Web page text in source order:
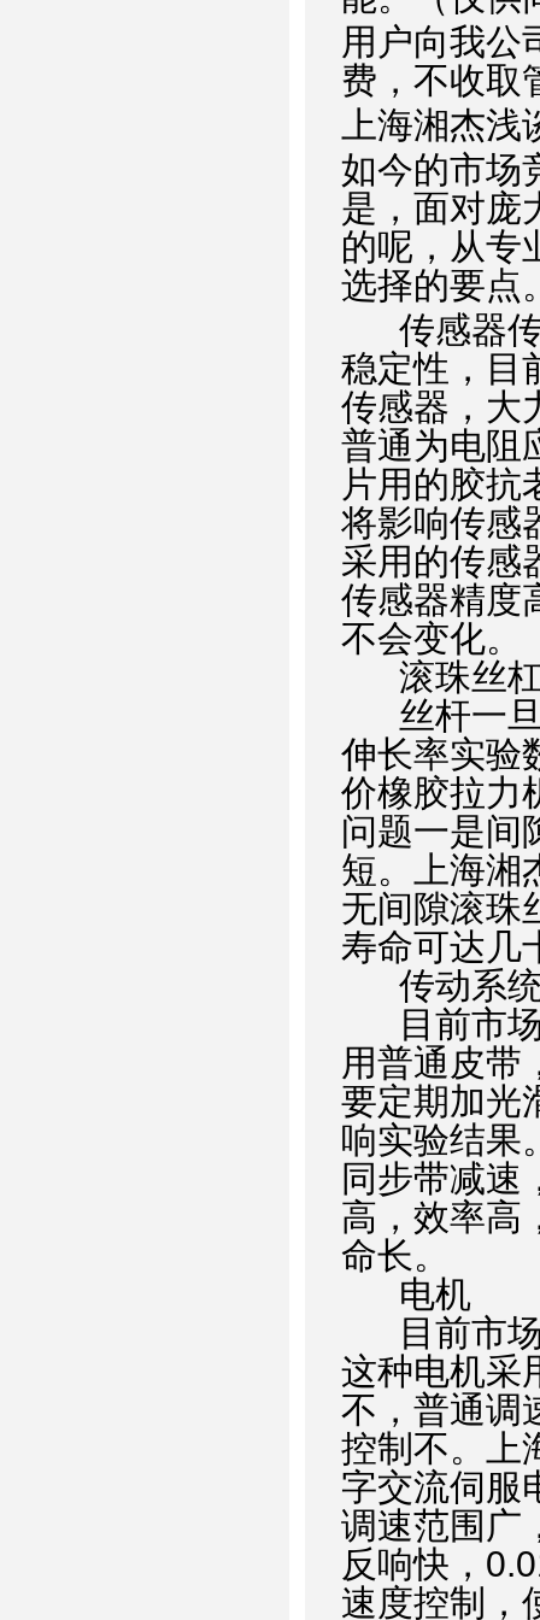
用户向我公
费，不收取
上海湘杰
如今的市场
是，面对庞
的呢，从专
选择的要点
传感器
稳定性，目
传感器，大
普通为电阻
片用的胶抗
将影响传感
采用的传感
传感器精度
不会变化。
滚珠丝
丝杆一
伸长率实验
价橡胶拉力
问题一是间
短。上海湘
无间隙滚珠
寿命可达几
传动系
目前市
用普通皮带
要定期加光
响实验结果
同步带减速
高，效率高
命长。
电机
目前市
这种电机采
不，普通调
控制不。上
字交流伺服
调速范围广
反响快，
速度控制，